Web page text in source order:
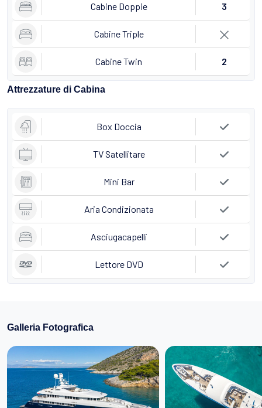
Cabine Doppie 3
Cabine Triple
Cabine Twin 2
Attrezzature di Cabina
Box Doccia
TV Satellitare
Mini Bar
Aria Condizionata
Asciugacapelli
Lettore DVD
Galleria Fotografica